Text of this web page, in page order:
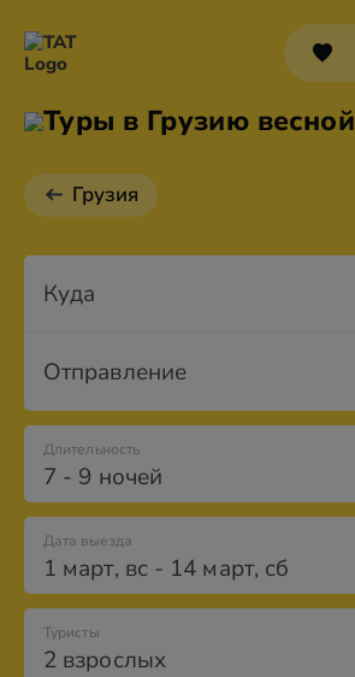
Туры в Грузию весной
Грузия
Куда
Отправление
7 - 9 ночей
Длительность
Дата выезда
1 март, вс- 14 март, сб
2 взрослых
Туристы